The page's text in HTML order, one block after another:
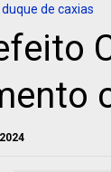
de caxias